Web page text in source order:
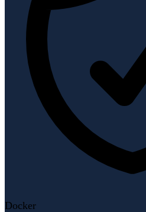
Docker